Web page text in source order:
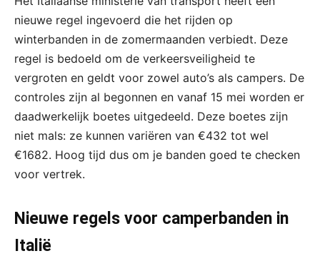
nieuwe regel ingevoerd die het rijden op
winterbanden in de zomermaanden verbiedt. Deze
regel is bedoeld om de verkeersveiligheid te
vergroten en geldt voor zowel auto’s als campers. De
controles zijn al begonnen en vanaf 15 mei worden er
daadwerkelijk boetes uitgedeeld. Deze boetes zijn
niet mals: ze kunnen variëren van €432 tot wel
€1682. Hoog tijd dus om je banden goed te checken
voor vertrek.
Nieuwe regels voor camperbanden in
Italië